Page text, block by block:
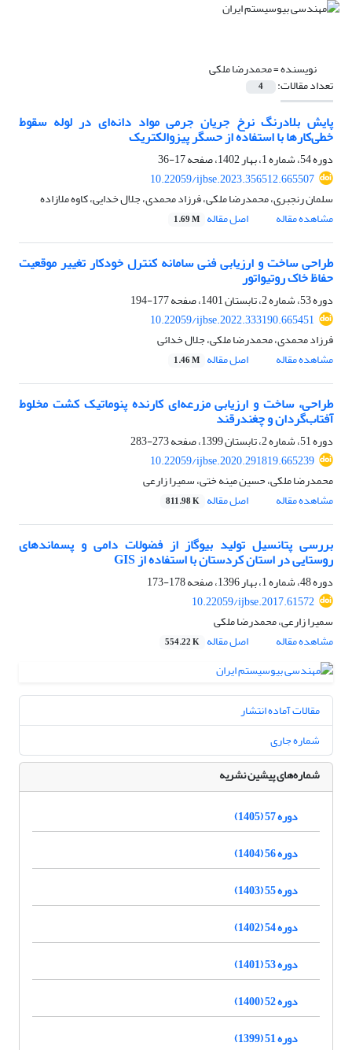
نویسنده =محمدرضا ملکی
تعداد مقالات: 4
پایش بلادرنگ نرخ جریان جرمی مواد دانه‌ای در لوله سقوط
خطی‌کارها با استفاده از حسگر پیزوالکتریک
دوره 54، شماره 1، بهار 1402، صفحه
17-36
10.22059/ijbse.2023.356512.665507
سلمان رنجبری، محمدرضا ملکی، فرزاد محمدی، جلال خدایی، کاوه ملازاده
مشاهده مقاله
اصل مقاله 1.69 M
طراحی ساخت و ارزیابی فنی سامانه کنترل خودکار تغییر موقعیت
حفاظ خاک روتیواتور
دوره 53، شماره 2، تابستان 1401، صفحه
177-194
10.22059/ijbse.2022.333190.665451
فرزاد محمدی، محمدرضا ملکی، جلال خدائی
مشاهده مقاله
اصل مقاله 1.46 M
طراحی، ساخت و ارزیابی مزرعه‌ای کارنده پنوماتیک کشت مخلوط
آفتاب‌گردان و چغندرقند
دوره 51، شماره 2، تابستان 1399، صفحه
273-283
10.22059/ijbse.2020.291819.665239
محمدرضا ملکی، حسین مینه ختی، سمیرا زارعی
مشاهده مقاله
اصل مقاله 811.98 K
بررسی پتانسیل تولید بیوگاز از فضولات دامی و پسماندهای
روستایی در استان کردستان با استفاده از GIS
دوره 48، شماره 1، بهار 1396، صفحه
178-173
10.22059/ijbse.2017.61572
سمیرا زارعی، محمدرضا ملکی
مشاهده مقاله
اصل مقاله 554.22 K
مقالات آماده انتشار
شماره جاری
شماره‌های پیشین نشریه
دوره 57 (1405)
دوره 56 (1404)
دوره 55 (1403)
دوره 54 (1402)
دوره 53 (1401)
دوره 52 (1400)
دوره 51 (1399)